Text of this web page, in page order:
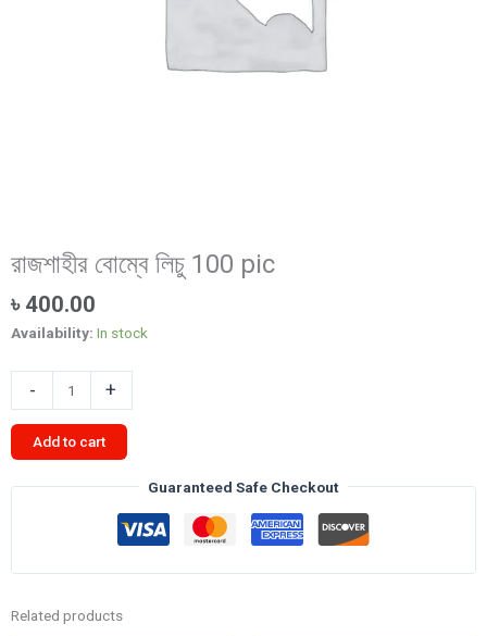
রাজশাহীর বোম্বে লিচু 100 pic
৳ 400.00
Availability: In stock
-
বোম্বে
লিচু
100
+
Add to cart
Guaranteed Safe Checkout
Related products